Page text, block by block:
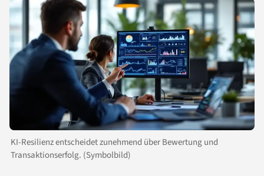
KI-Resilienz entscheidet zunehmend über Bewertung und
Transaktionserfolg. (Symbolbild)